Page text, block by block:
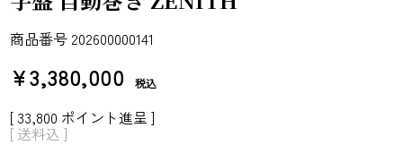
商品番号 202600000141
¥3,380,000 税込
[ 33,800 ポイント進呈 ]
送料込